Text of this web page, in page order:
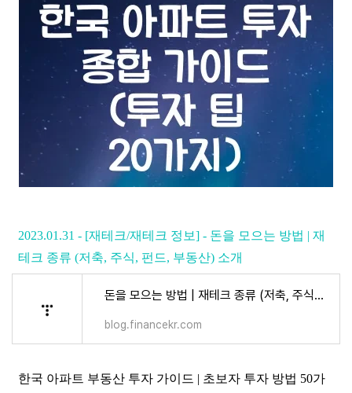
2023.01.31 - [재테크/재테크 정보] - 돈을 모으는 방법 | 재
테크 종류 (저축, 주식, 펀드, 부동산) 소개
돈을 모으는 방법 | 재테크 종류 (저축, 주식, 펀드, 부동산) 소개
blog.financekr.com
한국 아파트 부동산 투자 가이드 | 초보자 투자 방법 50가